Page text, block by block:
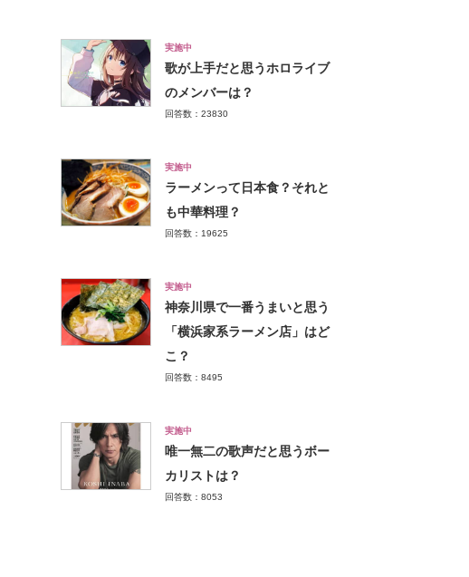
実施中
歌が上手だと思うホロライブ
のメンバーは？
回答数：23830
実施中
ラーメンって日本食？それと
も中華料理？
回答数：19625
実施中
神奈川県で一番うまいと思う
「横浜家系ラーメン店」はど
こ？
回答数：8495
実施中
唯一無二の歌声だと思うボー
カリストは？
回答数：8053